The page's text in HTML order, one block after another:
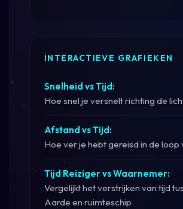
INTERACTIEVE GRAFIEKEN
Snelheid vs Tijd:
Hoe snel je versnelt richting de
Afstand vs Tijd:
Hoe ver je hebt gereisd in de loop
Tijd Reiziger vs Waarnemer:
Vergelijkt het verstrijken van tijd
Aarde en ruimteschip